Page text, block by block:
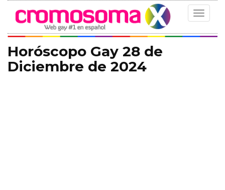
Toggle
Horóscopo Gay 28 de
Diciembre de 2024